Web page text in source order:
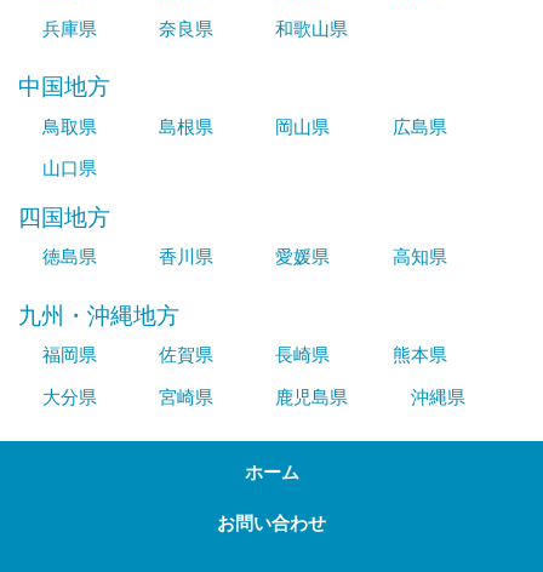
兵庫県
奈良県 和歌山県
中国地方
鳥取県 島根県 岡山県
広島県
山口県
四国地方
徳島県 香川県 愛媛県 高知県
九州・沖縄地方
福岡県 佐賀県 長崎県
熊本県
大分県
宮崎県 鹿児島県 沖縄県
ホーム
お問い合わせ